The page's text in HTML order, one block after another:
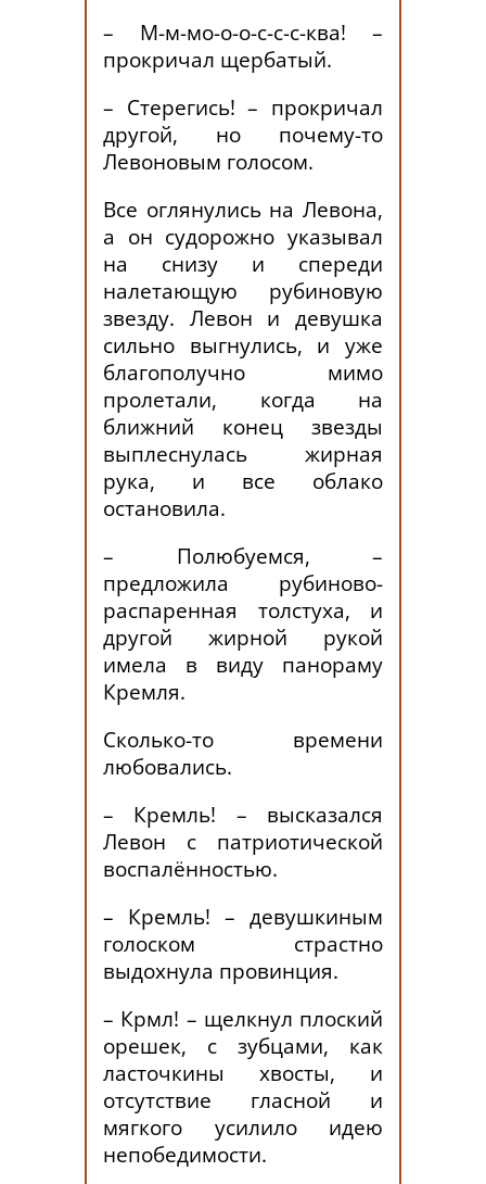
– М-м-мо-о-о-с-с-с-ква! –
прокричал щербатый.
– Стерегись! – прокричал
другой, но почему-то
Левоновым голосом.
Все оглянулись на Левона,
а он судорожно указывал
на снизу и спереди
налетающую рубиновую
звезду. Левон и девушка
сильно выгнулись, и уже
благополучно мимо
пролетали, когда на
ближний конец звезды
выплеснулась жирная
рука, и все облако
остановила.
– Полюбуемся, –
предложила рубиново-
распаренная толстуха, и
другой жирной рукой
имела в виду панораму
Кремля.
Сколько-то времени
любовались.
– Кремль! – высказался
Левон с патриотической
воспалённостью.
– Кремль! – девушкиным
голоском страстно
выдохнула провинция.
– Крмл! – щелкнул плоский
орешек, с зубцами, как
ласточкины хвосты, и
отсутствие гласной и
мягкого усилило идею
непобедимости.